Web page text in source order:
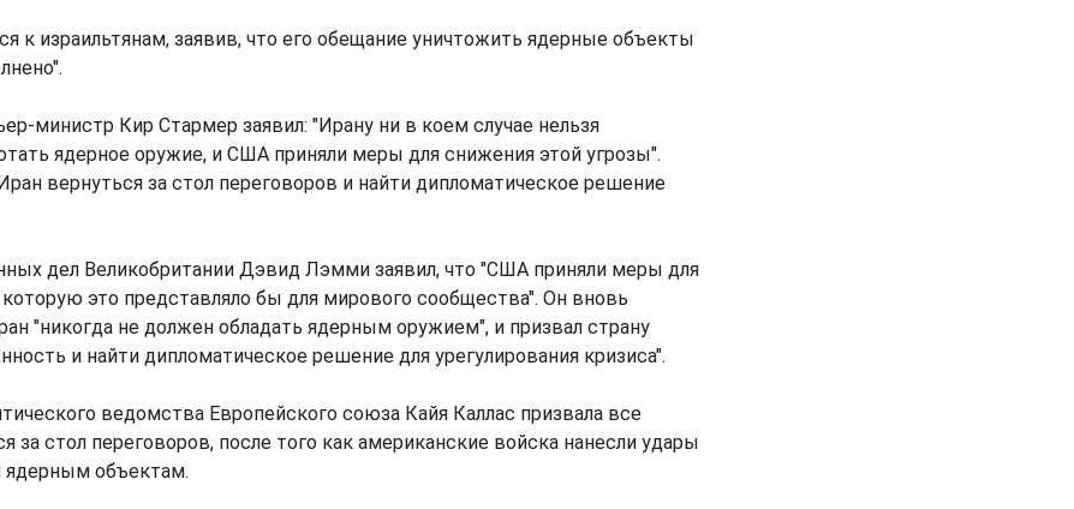
к израильтянам, заявив, что его обещание уничтожить ядерные объекты
министр Кир Стармер заявил: "Ирану ни в коем случае нельзя
ядерное оружие, и США приняли меры для снижения этой угрозы".
вернуться за стол переговоров и найти дипломатическое решение
дел Великобритании Дэвид Лэмми заявил, что "США приняли меры для
это представляло бы для мирового сообщества". Он вновь
"никогда не должен обладать ядерным оружием", и призвал страну
и найти дипломатическое решение для урегулирования кризиса".
ведомства Европейского союза Кайя Каллас призвала все
за стол переговоров, после того как американские войска нанесли удары
ядерным объектам.